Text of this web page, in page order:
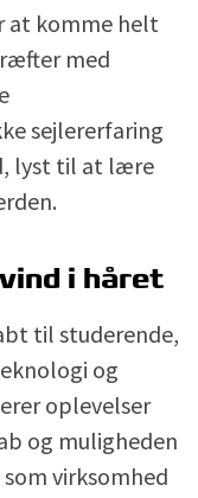
at komme helt
med
sejlererfaring
lyst til at lære
i håret
til studerende,
og
oplevelser
og muligheden
virksomhed